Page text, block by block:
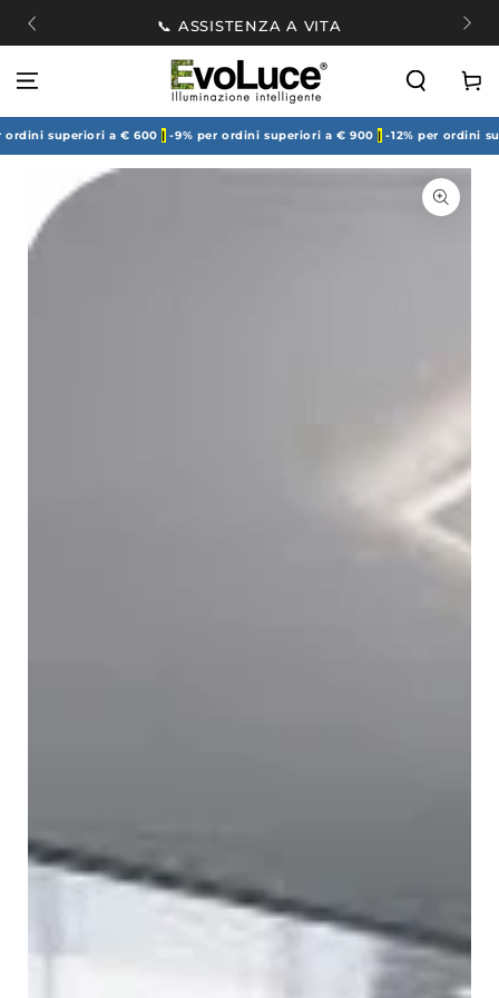
PASSA AL
CONTENUTO
📞 ASSISTENZA A VITA
superiori a € 600|-9% per ordini superiori a € 900|-12% per ordini
PASSA ALLE
INFORMAZIONE
SUL PRODOTTO